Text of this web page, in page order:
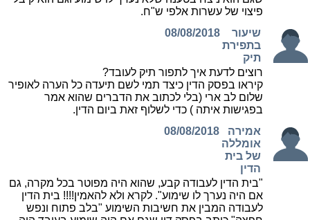
פיצוי של עשרות אלפי ש"ח.
שיעור
בתפירת
תיק
08/08/2018
רוצים לדעת איך לתפור תיק לעובד?
קיראו בפסק הדין כיצד תמי לשם תיעדה כל הערה לאופיר
שלום לב ארי (בלי לכתוב את הדברים שהוא אמר
בפגישות איתה ) כדי לשלוף זאת ביום הדין.
אמירה
אומללה
של בית
הדין
08/08/2018
"בית הדין לעבודה קבע, שהוא היה מפוטר בכל מקרה, גם
אם היה נערך לו שימוע". לקרא ולא להאמין!!!! בית הדין
לעבודה המבין את חשיבות השימוע "בלב פתוח ונפש